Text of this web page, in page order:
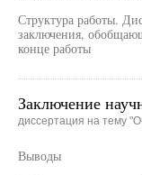
Структура работы.
заключения,
конце работы
Заключение
диссертация на тему
Выводы